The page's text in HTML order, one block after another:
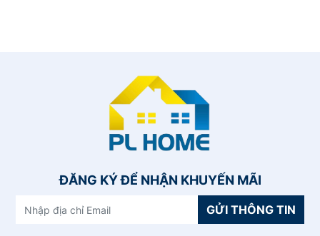
ĐĂNG KÝ ĐỂ NHẬN KHUYẾN MÃI
GỬI THÔNG TIN